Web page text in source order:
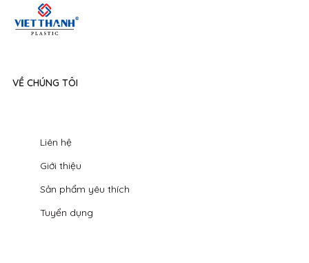
VỀ CHÚNG TÔI
Liên hệ
Giới thiệu
Sản phẩm yêu thích
Tuyển dụng